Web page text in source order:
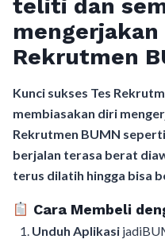
teliti dan
Rekrutmen
Kunci sukses Tes
membiasakan diri
Rekrutmen BUMN
berjalan terasa berat
terus dilatih hingga bisa
Cara Membeli
Unduh Aplikasi